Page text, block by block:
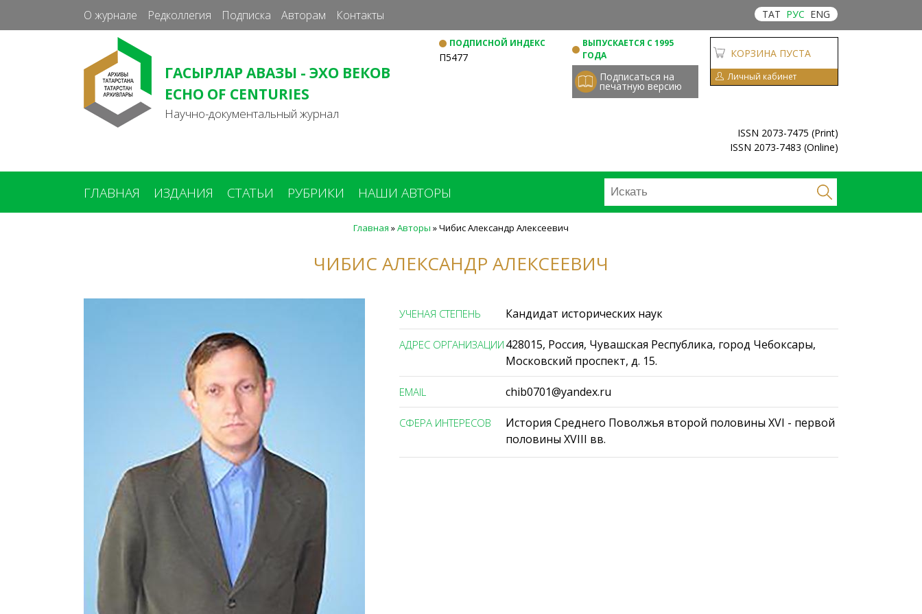
к
основному
О журнале Редколлегия Подписка Авторам Контакты ТАТ РУС ENG
ГАСЫРЛАР АВАЗЫ - ЭХО ВЕКОВ
ECHO OF CENTURIES
Научно-документальный журнал
ПОДПИСНОЙ ИНДЕКС
П5477
ВЫПУСКАЕТСЯ С 1995
ГОДА
Подписаться на
печатную версию
КОРЗИНА ПУСТА
Личный кабинет
ISSN 2073-7475 (Print)
ISSN 2073-7483 (Online)
ГЛАВНАЯ ИЗДАНИЯ СТАТЬИ РУБРИКИ НАШИ АВТОРЫ
Главная »Авторы »Чибис Александр Алексеевич
ЧИБИС АЛЕКСАНДР АЛЕКСЕЕВИЧ
УЧЕНАЯ СТЕПЕНЬ Кандидат исторических наук
АДРЕС ОРГАНИЗАЦИИ 428015, Россия, Чувашская Республика, город Чебоксары,
Московский проспект, д. 15.
ЕMAIL chib0701@yandex.ru
СФЕРА ИНТЕРЕСОВ
История Среднего Поволжья второй половины XVI - первой
половины XVIII вв.